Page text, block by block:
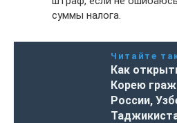
суммы налога.
Читайте
Как
Корею
России,